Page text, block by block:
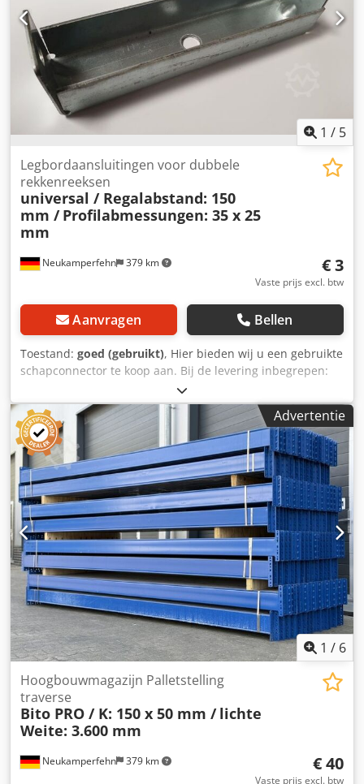
beschadigingen vertonen of lichte schade of roest. Onze
diensten in een oogopslag: (prijzen op aanvraag) Montage,
montage onze algemene montagevoorwaarden moeten
worden nageleefd Rekinspectie Rekcontrole volgens DIN
EN 15635 uitgevoerd volgens de eisen van BGR 234 Visuele
controle voor alle stellingsystemen Levering met eigen
wagenpark (zonder te lossen)
1 / 5
Neukamperfehn 379 km
Legbordaansluitingen voor dubbele
rekkenreeksen
universal / Regalabstand: 150
mm / Profilabmessungen: 35 x 25
mm
€ 3
Vaste prijs excl. btw
Aanvragen Bellen
Toestand: goed (gebruikt), Hier bieden wij u een gebruikte
schapconnector te koop aan. Bij de levering inbegrepen:
01x rekverbindingen gebruiktMateriaalkleur: sendzimir
verzinktSchapsafstand: ca. 150 mmProfiel: ca. 35 x 25 mm
Gewicht/stuk: ca. 0,214 kg /stuk 02x zeskantbouten, M10 x
3502x zeskantbouten, M1002x ringen, M10 Dwodpjd
Tyhvofx Aagoa
Advertentie
1 / 6
Neukamperfehn 379 km
Hoogbouwmagazijn Palletstelling
traverse
Bito PRO / K: 150 x 50 mm / lichte
Weite: 3.600 mm
€ 40
Vaste prijs excl. btw